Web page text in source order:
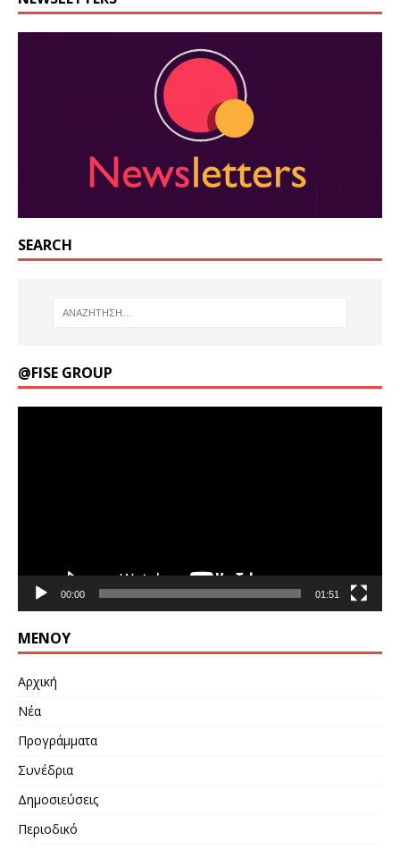
SEARCH
@FISE GROUP
00:00 01:51
ΜΕΝΟΎ
Αρχική
Νέα
Προγράμματα
Συνέδρια
Δημοσιεύσεις
Περιοδικό